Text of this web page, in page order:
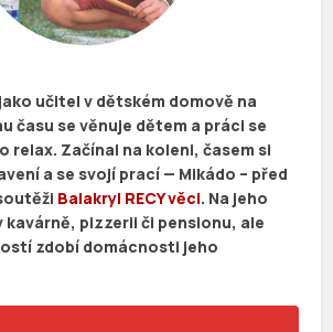
učitel v dětském domově na
času se věnuje dětem a práci se
relax. Začínal na koleni, časem si
a se svojí prací — Mikádo – před
Balakryl RECY věci. Na jeho
pizzerii či pensionu, ale
zdobí domácnosti jeho